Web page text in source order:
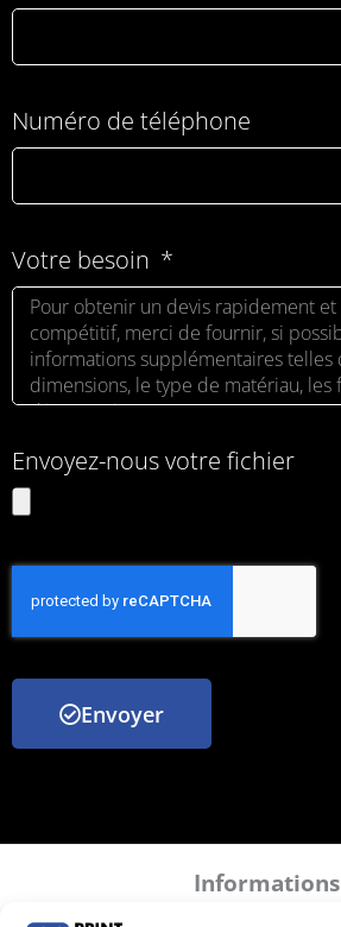
Numéro de téléphone
Votre besoin
Envoyez-nous votre fichier
Envoyer
Informations